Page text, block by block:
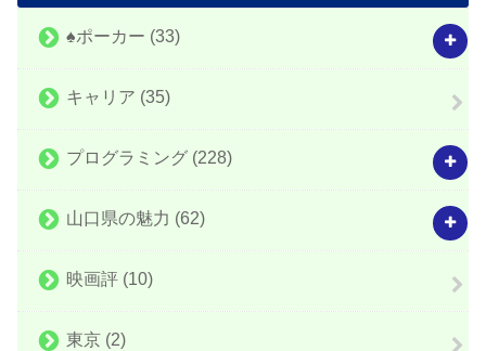
♠️ポーカー (33)
キャリア (35)
プログラミング (228)
山口県の魅力 (62)
映画評 (10)
東京 (2)